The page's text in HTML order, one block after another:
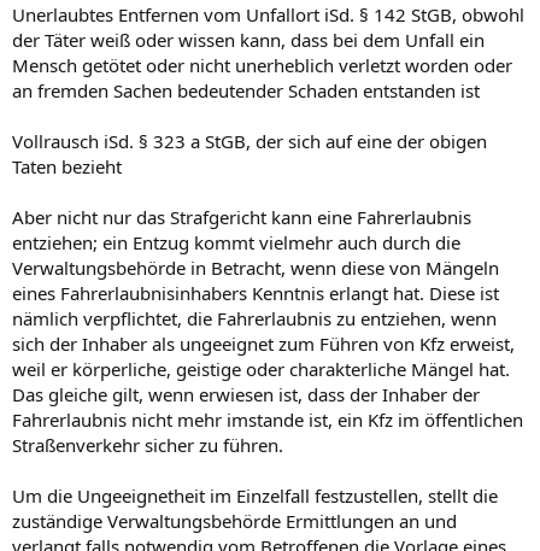
Unerlaubtes Entfernen vom Unfallort iSd. § 142 StGB, obwohl
der Täter weiß oder wissen kann, dass bei dem Unfall ein
Mensch getötet oder nicht unerheblich verletzt worden oder
an fremden Sachen bedeutender Schaden entstanden ist
Vollrausch iSd. § 323 a StGB, der sich auf eine der obigen
Taten bezieht
Aber nicht nur das Strafgericht kann eine Fahrerlaubnis
entziehen; ein Entzug kommt vielmehr auch durch die
Verwaltungsbehörde in Betracht, wenn diese von Mängeln
eines Fahrerlaubnisinhabers Kenntnis erlangt hat. Diese ist
nämlich verpflichtet, die Fahrerlaubnis zu entziehen, wenn
sich der Inhaber als ungeeignet zum Führen von Kfz erweist,
weil er körperliche, geistige oder charakterliche Mängel hat.
Das gleiche gilt, wenn erwiesen ist, dass der Inhaber der
Fahrerlaubnis nicht mehr imstande ist, ein Kfz im öffentlichen
Straßenverkehr sicher zu führen.
Um die Ungeeignetheit im Einzelfall festzustellen, stellt die
zuständige Verwaltungsbehörde Ermittlungen an und
verlangt falls notwendig vom Betroffenen die Vorlage eines